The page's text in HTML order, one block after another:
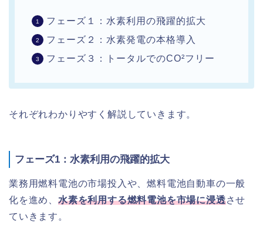
フェーズ１：水素利用の飛躍的拡大
フェーズ２：水素発電の本格導入
フェーズ３：トータルでのCO²フリー
それぞれわかりやすく解説していきます。
フェーズ1：水素利用の飛躍的拡大
業務用燃料電池の市場投入や、燃料電池自動車の一般
化を進め、 水素を利用する燃料電池を市場に浸透させ
ていきます。